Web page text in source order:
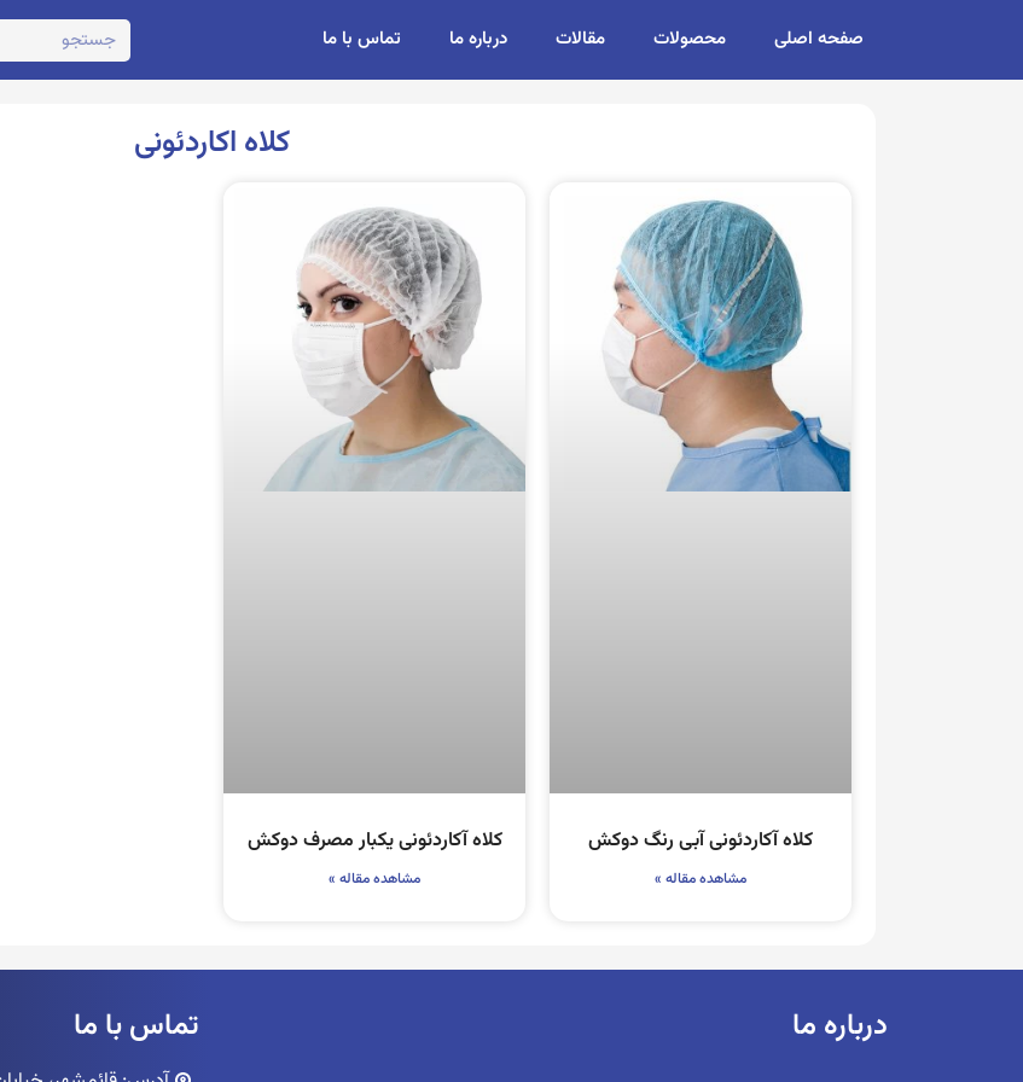
صفحه اصلی محصولات مقالات درباره ما تماس با ما
کلاه اکاردئونی
کلاه آکاردئونی آبی رنگ دوکش
مشاهده مقاله »
کلاه آکاردئونی یکبار مصرف دوکش
مشاهده مقاله »
درباره ما تماس با ما